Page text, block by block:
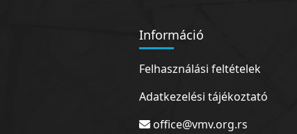
Információ
Felhasználási feltételek
Adatkezelési tájékoztató
office@vmv.org.rs